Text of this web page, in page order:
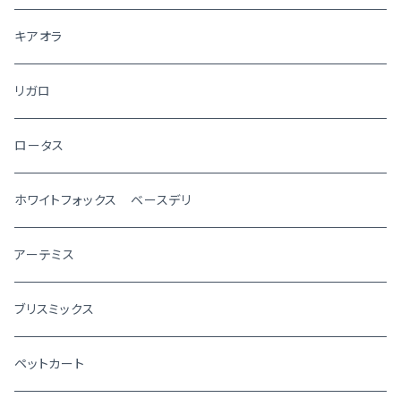
キアオラ
リガロ
ロータス
ホワイトフォックス ベースデリ
アーテミス
ブリスミックス
ペットカート